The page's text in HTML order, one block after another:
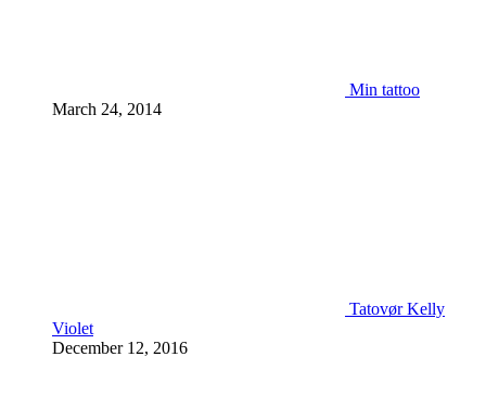
Min tattoo
March 24, 2014
Tatovør Kelly
Violet
December 12, 2016